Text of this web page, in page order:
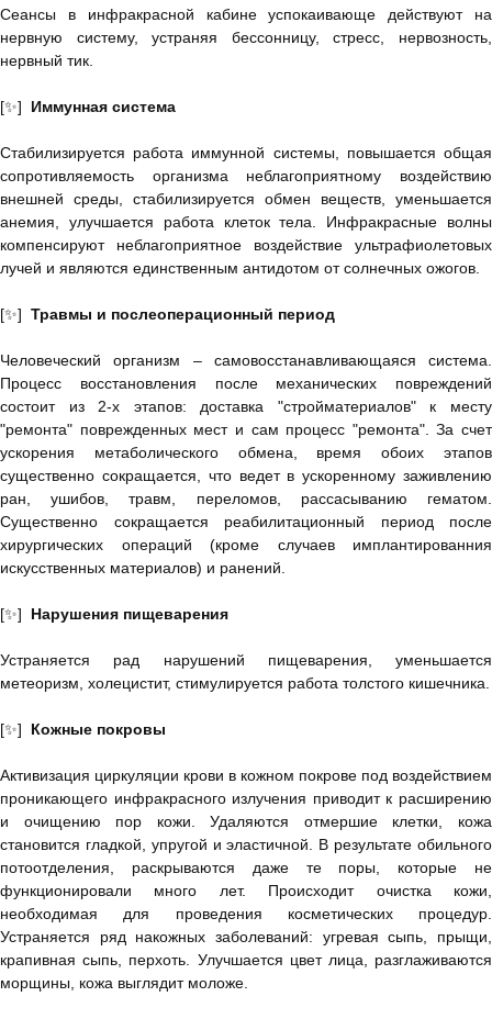
Сеансы в инфракрасной кабине успокаивающе действуют на
нервную систему, устраняя бессонницу, стресс, нервозность,
нервный тик.
[✨] Иммунная система
Стабилизируется работа иммунной системы, повышается общая
сопротивляемость организма неблагоприятному воздействию
внешней среды, стабилизируется обмен веществ, уменьшается
анемия, улучшается работа клеток тела. Инфракрасные волны
компенсируют неблагоприятное воздействие ультрафиолетовых
лучей и являются единственным антидотом от солнечных ожогов.
[✨] Травмы и послеоперационный период
Человеческий организм – самовосстанавливающаяся система.
Процесс восстановления после механических повреждений
состоит из 2-х этапов: доставка "стройматериалов" к месту
"ремонта" поврежденных мест и сам процесс "ремонта". За счет
ускорения метаболического обмена, время обоих этапов
существенно сокращается, что ведет в ускоренному заживлению
ран, ушибов, травм, переломов, рассасыванию гематом.
Существенно сокращается реабилитационный период после
хирургических операций (кроме случаев имплантированния
искусственных материалов) и ранений.
[✨] Нарушения пищеварения
Устраняется рад нарушений пищеварения, уменьшается
метеоризм, холецистит, стимулируется работа толстого кишечника.
[✨] Кожные покровы
Активизация циркуляции крови в кожном покрове под воздействием
проникающего инфракрасного излучения приводит к расширению
и очищению пор кожи. Удаляются отмершие клетки, кожа
становится гладкой, упругой и эластичной. В результате обильного
потоотделения, раскрываются даже те поры, которые не
функционировали много лет. Происходит очистка кожи,
необходимая для проведения косметических процедур.
Устраняется ряд накожных заболеваний: угревая сыпь, прыщи,
крапивная сыпь, перхоть. Улучшается цвет лица, разглаживаются
морщины, кожа выглядит моложе.